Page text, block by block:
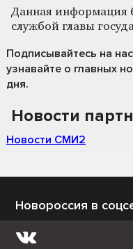
Данная информация
службой главы
Подписывайтесь на нас
узнавайте о главных
дня.
Новости
Новости СМИ2
Новороссия в